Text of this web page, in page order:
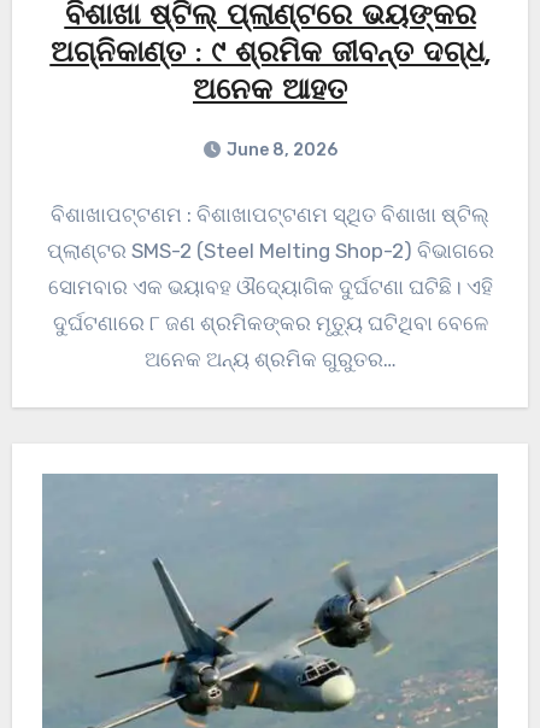
ବିଶାଖା ଷ୍ଟିଲ୍ ପ୍ଲାଣ୍ଟରେ ଭୟଙ୍କର
ଅଗ୍ନିକାଣ୍ତ : ୯ ଶ୍ରମିକ ଜୀବନ୍ତ ଦଗ୍ଧ,
ଅନେକ ଆହତ
June 8, 2026
ବିଶାଖାପଟ୍ଟଣମ : ବିଶାଖାପଟ୍ଟଣମ ସ୍ଥିତ ବିଶାଖା ଷ୍ଟିଲ୍
ପ୍ଲାଣ୍ଟର SMS-2 (Steel Melting Shop-2) ବିଭାଗରେ
ସୋମବାର ଏକ ଭୟାବହ ଔଦ୍ୟୋଗିକ ଦୁର୍ଘଟଣା ଘଟିଛି। ଏହି
ଦୁର୍ଘଟଣାରେ ୮ ଜଣ ଶ୍ରମିକଙ୍କର ମୃତ୍ୟୁ ଘଟିଥିବା ବେଳେ
ଅନେକ ଅନ୍ୟ ଶ୍ରମିକ ଗୁରୁତର…